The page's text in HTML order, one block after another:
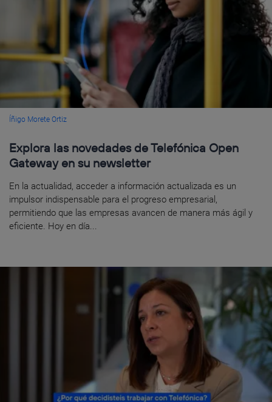
Íñigo Morete Ortiz
Explora las novedades de Telefónica Open
Gateway en su newsletter
En la actualidad, acceder a información actualizada es un
impulsor indispensable para el progreso empresarial,
permitiendo que las empresas avancen de manera más ágil y
eficiente. Hoy en día...